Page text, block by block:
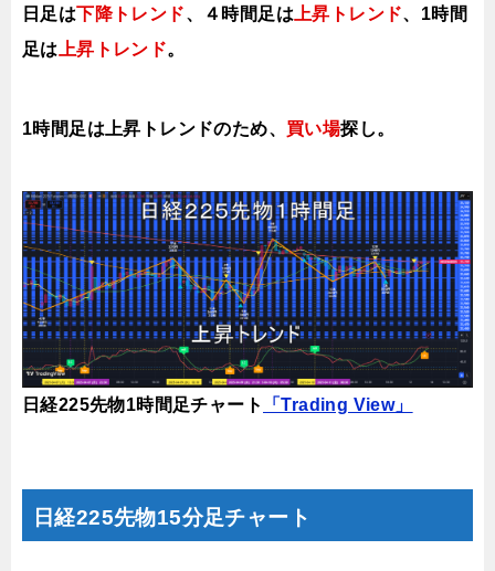
日足は下降トレンド、４時間足は 上昇トレンド、1時間
足は
上昇トレンド。
1時間足は上昇トレンドのため、 買い場探し。
日経225先物1時間足チャート 「Trading View」
日経225先物15分足チャート